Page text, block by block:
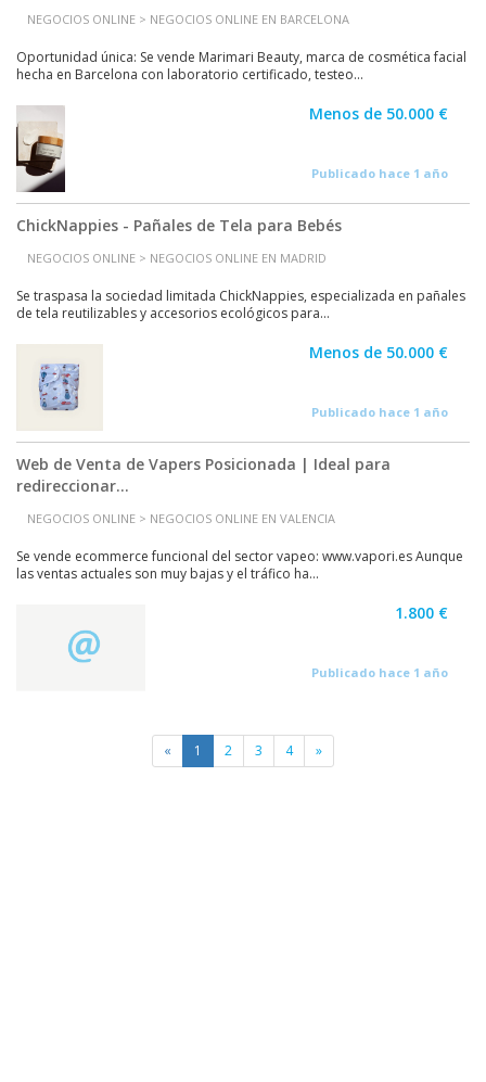
NEGOCIOS ONLINE > NEGOCIOS ONLINE EN BARCELONA
Oportunidad única: Se vende Marimari Beauty, marca de cosmética facial
hecha en Barcelona con laboratorio certificado, testeo...
Menos de 50.000 €
Publicado hace 1 año
ChickNappies - Pañales de Tela para Bebés
NEGOCIOS ONLINE > NEGOCIOS ONLINE EN MADRID
Se traspasa la sociedad limitada ChickNappies, especializada en pañales
de tela reutilizables y accesorios ecológicos para...
Menos de 50.000 €
Publicado hace 1 año
Web de Venta de Vapers Posicionada | Ideal para
redireccionar...
NEGOCIOS ONLINE > NEGOCIOS ONLINE EN VALENCIA
Se vende ecommerce funcional del sector vapeo: www.vapori.es Aunque
las ventas actuales son muy bajas y el tráfico ha...
1.800 €
Publicado hace 1 año
« 1 2 3 4 »